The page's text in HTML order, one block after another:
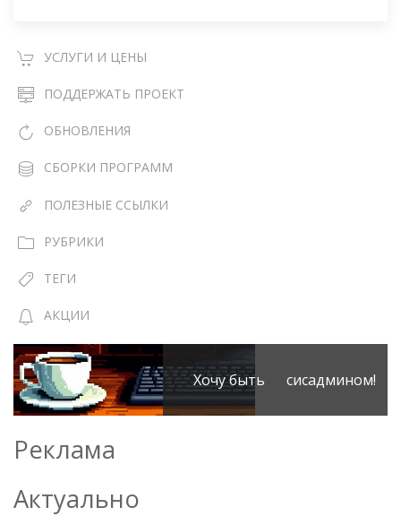
УСЛУГИ И ЦЕНЫ
ПОДДЕРЖАТЬ ПРОЕКТ
ОБНОВЛЕНИЯ
СБОРКИ ПРОГРАММ
ПОЛЕЗНЫЕ ССЫЛКИ
РУБРИКИ
ТЕГИ
АКЦИИ
Хочу быть сисадмином!
Реклама
Актуально